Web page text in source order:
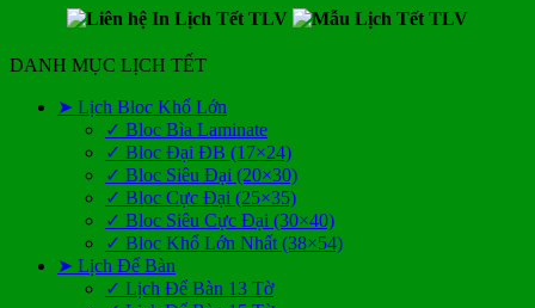
DANH MỤC LỊCH TẾT
➤ Lịch Bloc Khổ Lớn
✓ Bloc Bìa Laminate
✓ Bloc Đại ĐB (17×24)
✓ Bloc Siêu Đại (20×30)
✓ Bloc Cực Đại (25×35)
✓ Bloc Siêu Cực Đại (30×40)
✓ Bloc Khổ Lớn Nhất (38×54)
➤ Lịch Để Bàn
✓ Lịch Để Bàn 13 Tờ